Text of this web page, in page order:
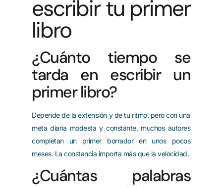
escribir tu primer
libro
¿Cuánto tiempo se
tarda en escribir un
primer libro?
Depende de la extensión y de tu ritmo, pero con una
meta diaria modesta y constante, muchos autores
completan un primer borrador en unos pocos
meses. La constancia importa más que la velocidad.
¿Cuántas palabras